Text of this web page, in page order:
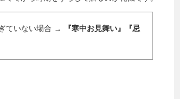
ていない場合 →
『寒中お見舞い』『忌